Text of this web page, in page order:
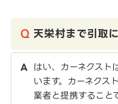
天栄村まで引取
はい、カーネクスト
います。カーネクス
業者と提携すること